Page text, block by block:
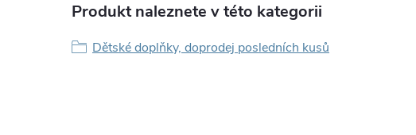
Produkt naleznete v této kategorii
Dětské doplňky, doprodej posledních kusů